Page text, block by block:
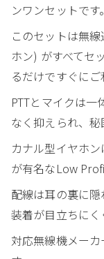
ンワンセットです。
このセットは無
ホン) がすべてセ
るだけですぐにご
PTTとマイクは
なく抑えられ、秘
カナル型イヤホ
が有名なLow
配線は耳の裏に
装着が目立ちにく
対応無線機メー